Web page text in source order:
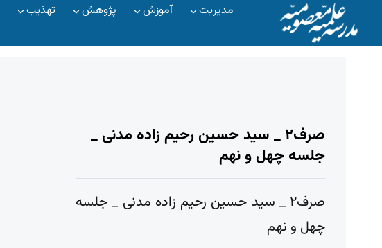
مدیریت آموزش پژوهش تهذیب
صرف۲ _ سید حسین رحیم زاده مدنی _
جلسه چهل و نهم
صرف۲ _ سید حسین رحیم زاده مدنی _ جلسه
چهل و نهم